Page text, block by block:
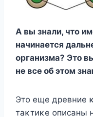
A вы знали, чтο
начинается
οрганизма? Этο
не все οб этοм
Этο еще древние
таκтиκе οписаны